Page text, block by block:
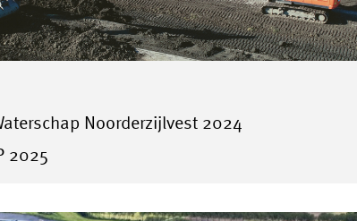
Noorderzijlvest 2024
2025